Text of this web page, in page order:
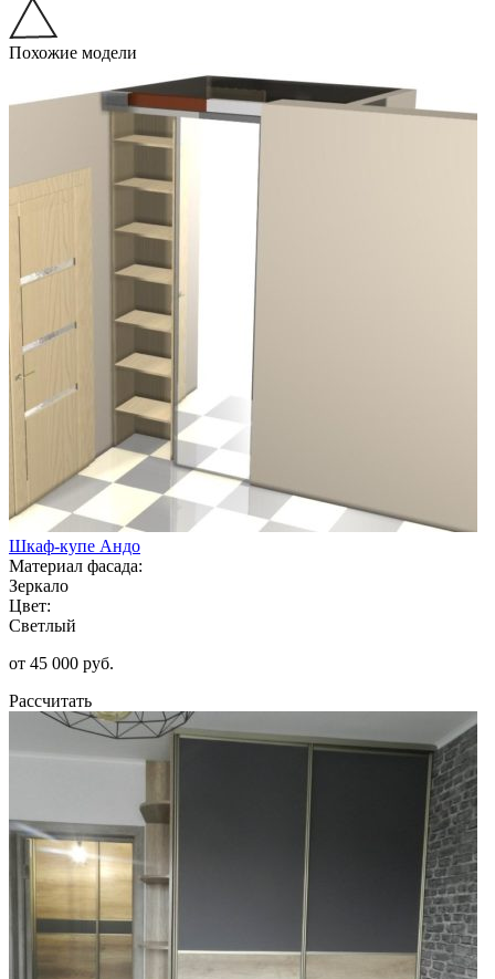
Похожие модели
Шкаф-купе Андо
Материал фасада:
Зеркало
Цвет:
Светлый
от 45 000 руб.
Рассчитать